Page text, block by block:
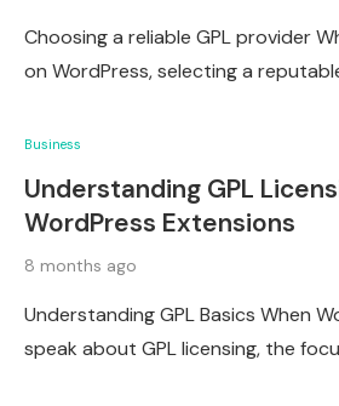
Choosing a reliable GPL provider
on WordPress, selecting a
Business
Understanding GPL
WordPress Extensions
8 months ago
Understanding GPL Basics When
speak about GPL licensing, the